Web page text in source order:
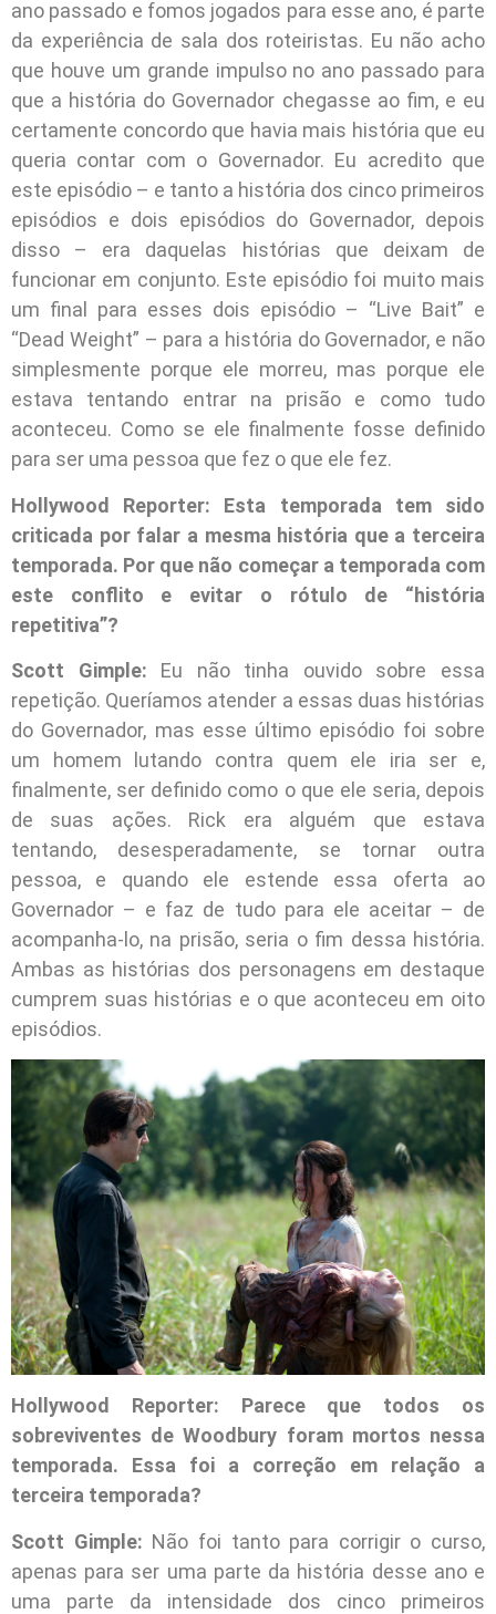
ano passado e fomos jogados para esse ano, é parte
da experiência de sala dos roteiristas. Eu não acho
que houve um grande impulso no ano passado para
que a história do Governador chegasse ao fim, e eu
certamente concordo que havia mais história que eu
queria contar com o Governador. Eu acredito que
este episódio – e tanto a história dos cinco primeiros
episódios e dois episódios do Governador, depois
disso – era daquelas histórias que deixam de
funcionar em conjunto. Este episódio foi muito mais
um final para esses dois episódio – “Live Bait” e
“Dead Weight” – para a história do Governador, e não
simplesmente porque ele morreu, mas porque ele
estava tentando entrar na prisão e como tudo
aconteceu. Como se ele finalmente fosse definido
para ser uma pessoa que fez o que ele fez.
Hollywood Reporter: Esta temporada tem sido
criticada por falar a mesma história que a terceira
temporada. Por que não começar a temporada com
este conflito e evitar o rótulo de “história
repetitiva”?
Scott Gimple: Eu não tinha ouvido sobre essa
repetição. Queríamos atender a essas duas histórias
do Governador, mas esse último episódio foi sobre
um homem lutando contra quem ele iria ser e,
finalmente, ser definido como o que ele seria, depois
de suas ações. Rick era alguém que estava
tentando, desesperadamente, se tornar outra
pessoa, e quando ele estende essa oferta ao
Governador – e faz de tudo para ele aceitar – de
acompanha-lo, na prisão, seria o fim dessa história.
Ambas as histórias dos personagens em destaque
cumprem suas histórias e o que aconteceu em oito
episódios.
Hollywood Reporter: Parece que todos os
sobreviventes de Woodbury foram mortos nessa
temporada. Essa foi a correção em relação a
terceira temporada?
Scott Gimple: Não foi tanto para corrigir o curso,
apenas para ser uma parte da história desse ano e
uma parte da intensidade dos cinco primeiros